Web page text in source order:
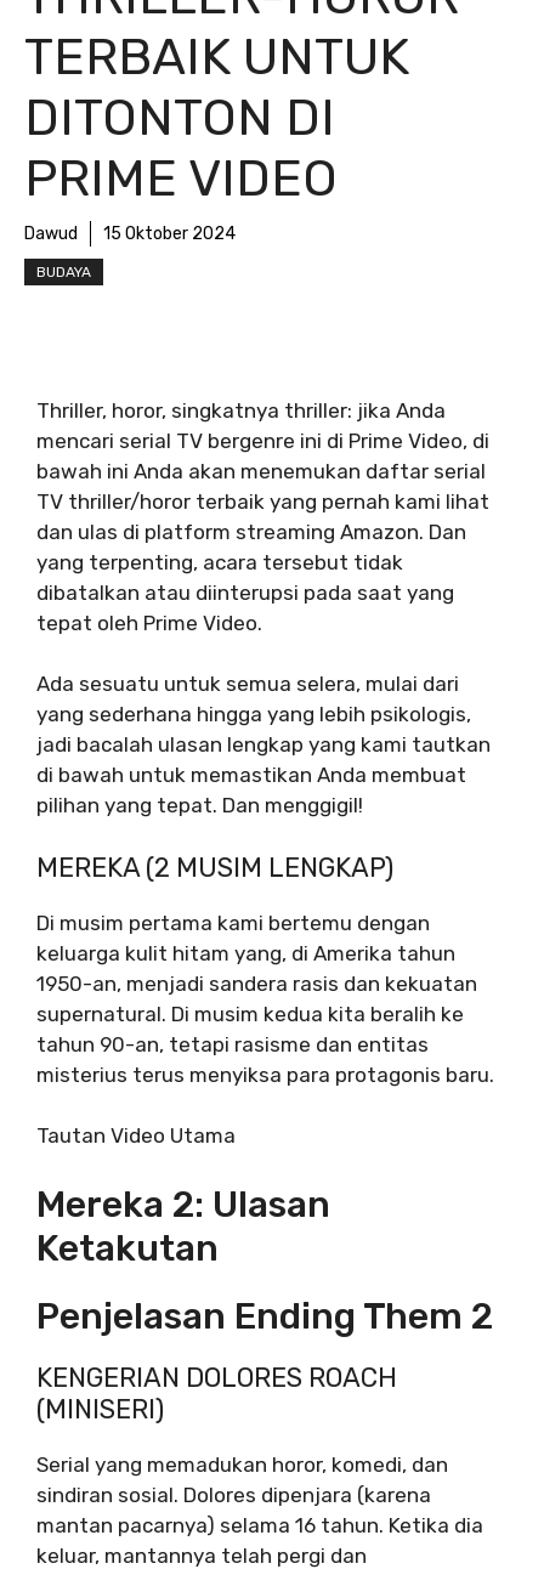
TERBAIK UNTUK
DITONTON DI
PRIME VIDEO
Dawud 15 Oktober 2024
BUDAYA
Thriller, horor, singkatnya thriller: jika Anda
mencari serial TV bergenre ini di Prime Video, di
bawah ini Anda akan menemukan daftar serial
TV thriller/horor terbaik yang pernah kami lihat
dan ulas di platform streaming Amazon. Dan
yang terpenting, acara tersebut tidak
dibatalkan atau diinterupsi pada saat yang
tepat oleh Prime Video.
Ada sesuatu untuk semua selera, mulai dari
yang sederhana hingga yang lebih psikologis,
jadi bacalah ulasan lengkap yang kami tautkan
di bawah untuk memastikan Anda membuat
pilihan yang tepat. Dan menggigil!
MEREKA (2 MUSIM LENGKAP)
Di musim pertama kami bertemu dengan
keluarga kulit hitam yang, di Amerika tahun
1950-an, menjadi sandera rasis dan kekuatan
supernatural. Di musim kedua kita beralih ke
tahun 90-an, tetapi rasisme dan entitas
misterius terus menyiksa para protagonis baru.
Tautan Video Utama
Mereka 2: Ulasan
Ketakutan
Penjelasan Ending Them 2
KENGERIAN DOLORES ROACH
(MINISERI)
Serial yang memadukan horor, komedi, dan
sindiran sosial. Dolores dipenjara (karena
mantan pacarnya) selama 16 tahun. Ketika dia
keluar, mantannya telah pergi dan